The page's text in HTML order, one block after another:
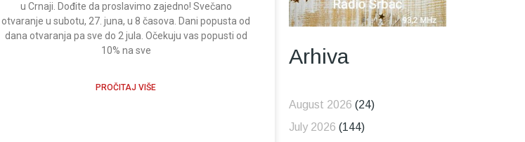
u Crnaji. Dođite da proslavimo zajedno! Svečano
otvaranje u subotu, 27. juna, u 8 časova. Dani popusta od
dana otvaranja pa sve do 2 jula. Očekuju vas popusti od
10% na sve
PROČITAJ VIŠE
Arhiva
August 2026 (24)
July 2026 (144)